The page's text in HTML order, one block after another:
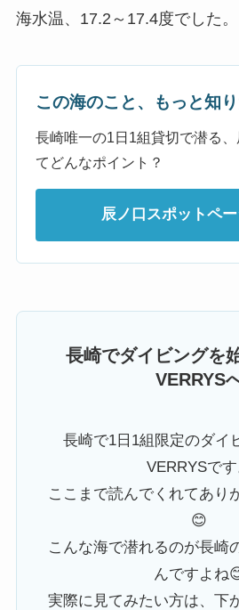
海水温、17.2～17.4度でした。
この海のこと、もっと知
長崎唯一の1日1組貸切で潜る
てどんなポイント？
辰ノ口スポットペ
長崎でダイビングを
VERRYS
長崎で1日1組限定のダイ
VERRYSです
ここまで読んでくれてあり
😊
こんな海で潜れるのが長崎
んですよね
実際に見てみたい方は、下